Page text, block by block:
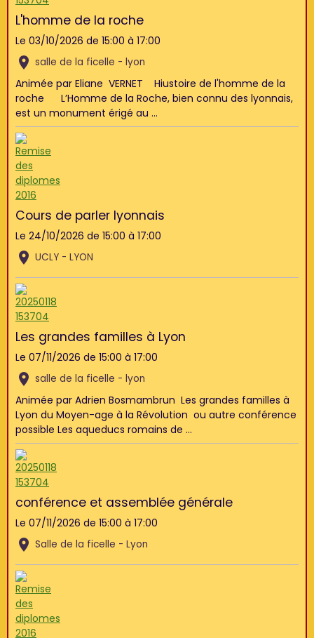
L'homme de la roche
Le 03/10/2026 de 15:00 à 17:00
salle de la ficelle - lyon
Animée par Eliane VERNET Hiustoire de l'homme de la
roche L’Homme de la Roche, bien connu des lyonnais,
est un monument érigé au ...
Cours de parler lyonnais
Le 24/10/2026 de 15:00 à 17:00
UCLY - LYON
Les grandes familles à Lyon
Le 07/11/2026 de 15:00 à 17:00
salle de la ficelle - lyon
Animée par Adrien Bosmambrun Les grandes familles à
Lyon du Moyen-age à la Révolution ou autre conférence
possible Les aqueducs romains de ...
conférence et assemblée générale
Le 07/11/2026 de 15:00 à 17:00
Salle de la ficelle - Lyon